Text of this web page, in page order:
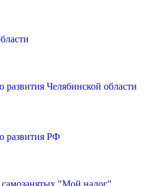
Челябинской области
развития РФ
"Мой налог"